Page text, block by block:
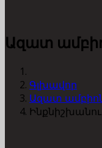
Ազատ
Գլխավոր
Ազատ